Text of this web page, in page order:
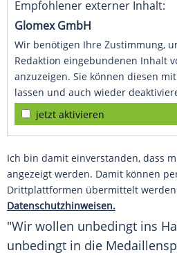
Empfohlener externer Inhalt:
Glomex GmbH
Wir benötigen Ihre Zustimmung,
Redaktion eingebundenen Inhalt
anzuzeigen. Sie können diesen
lassen und auch wieder
jetzt aktivieren
Ich bin damit einverstanden, dass
angezeigt werden. Damit können
Drittplattformen übermittelt
Datenschutzhinweisen.
"Wir wollen unbedingt ins
unbedingt in die